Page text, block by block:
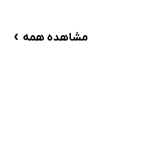
مشاهده همه ›